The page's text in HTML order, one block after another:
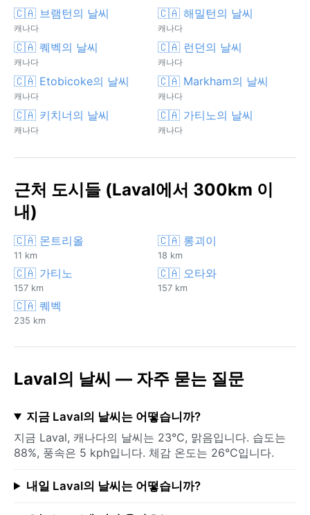
🇨🇦 브램턴의 날씨
캐나다
🇨🇦 해밀턴의 날씨
캐나다
🇨🇦 퀘벡의 날씨
캐나다
🇨🇦 런던의 날씨
캐나다
🇨🇦 Etobicoke의 날씨
캐나다
🇨🇦 Markham의 날씨
캐나다
🇨🇦 키치너의 날씨
캐나다
🇨🇦 가티노의 날씨
캐나다
근처 도시들 (Laval에서 300km 이
내)
🇨🇦 몬트리올
11 km
🇨🇦 롱괴이
18 km
🇨🇦 가티노
157 km
🇨🇦 오타와
157 km
🇨🇦 퀘벡
235 km
Laval의 날씨 — 자주 묻는 질문
지금 Laval의 날씨는 어떻습니까?
지금 Laval, 캐나다의 날씨는 23°C, 맑음입니다. 습도는
88%, 풍속은 5 kph입니다. 체감 온도는 26°C입니다.
내일 Laval의 날씨는 어떻습니까?